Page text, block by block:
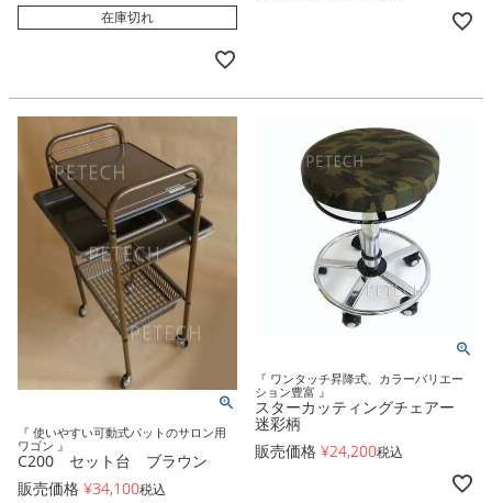
在庫切れ
『 使いやすい可動式パットのサロン用
ワゴン 』
C200 セット台 ブラウン
販売価格 ¥34,100税込
『 ワンタッチ昇降式、カラーバリエー
ション豊富 』
スターカッティングチェアー
迷彩柄
販売価格 ¥24,200税込